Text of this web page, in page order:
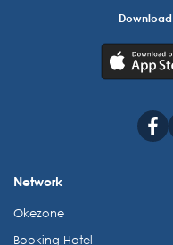
Network
Okezone
Booking Hotel